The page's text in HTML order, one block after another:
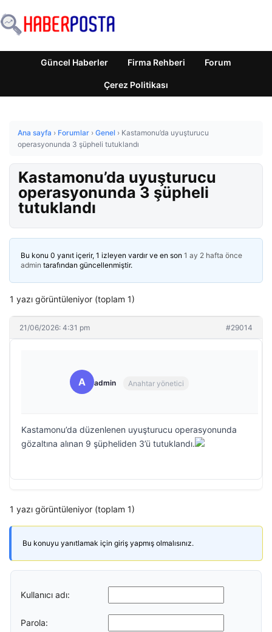
Güncel Haberler Firma Rehberi Forum
Çerez Politikası
Ana sayfa › Forumlar › Genel › Kastamonu’da uyuşturucu
operasyonunda 3 şüpheli tutuklandı
Kastamonu’da uyuşturucu
operasyonunda 3 şüpheli
tutuklandı
Bu konu 0 yanıt içerir, 1 izleyen vardır ve en son 1 ay 2 hafta önce
admin tarafından güncellenmiştir.
1 yazı görüntüleniyor (toplam 1)
21/06/2026: 4:31 pm #29014
A admin Anahtar yönetici
Kastamonu’da düzenlenen uyuşturucu operasyonunda
gözaltına alınan 9 şüpheliden 3’ü tutuklandı.
1 yazı görüntüleniyor (toplam 1)
Bu konuyu yanıtlamak için giriş yapmış olmalısınız.
Kullanıcı adı:
Parola: